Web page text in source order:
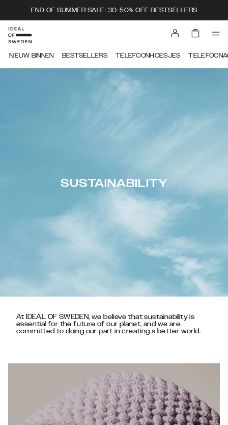
END OF SUMMER SALE: 30-50% OFF BESTSELLERS
NIEUW BINNEN BESTSELLERS TELEFOONHOESJES
SUSTAINABILITY
At IDEAL OF SWEDEN, we believe that sustainability is
essential for the future of our planet, and we are
committed to doing our part in creating a better world.